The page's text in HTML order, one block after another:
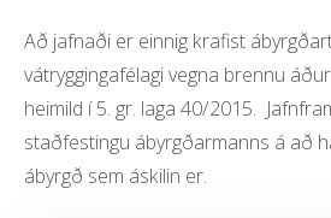
Að jafnaði er einnig krafist
vátryggingafélagi vegna brennu
heimild í 5. gr. laga 40/2015.
staðfestingu ábyrgðarmanns á að
ábyrgð sem áskilin er.
Tóbaksleyfi
Skráning